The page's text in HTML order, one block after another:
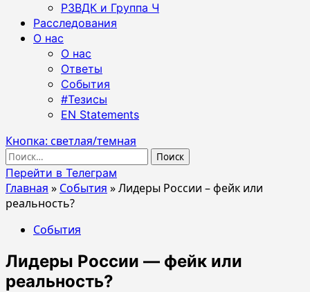
РЗВДК и Группа Ч
Расследования
О нас
О нас
Ответы
События
#Тезисы
EN Statements
Кнопка: светлая/темная
Найти:
Перейти в Телеграм
Главная » События »Лидеры России – фейк или
реальность?
События
Лидеры России — фейк или
реальность?